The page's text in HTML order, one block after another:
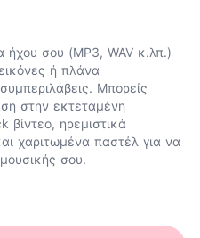
ήχου σου (MP3, WAV κ.λπ.)
ή πλάνα
Μπορείς
στην εκτεταμένη
βίντεο, ηρεμιστικά
χαριτωμένα παστέλ για να
σου.